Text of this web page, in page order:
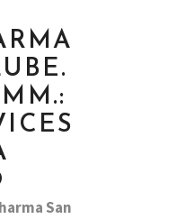
San